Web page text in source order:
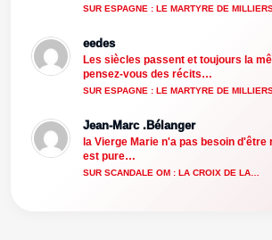
SUR ESPAGNE : LE MARTYRE DE
eedes
Les siècles passent et toujours la
pensez-vous des récits…
SUR ESPAGNE : LE MARTYRE DE
Jean-Marc .Bélanger
la Vierge Marie n'a pas besoin d'être
est pure…
SUR SCANDALE OM : LA CROIX DE LA…